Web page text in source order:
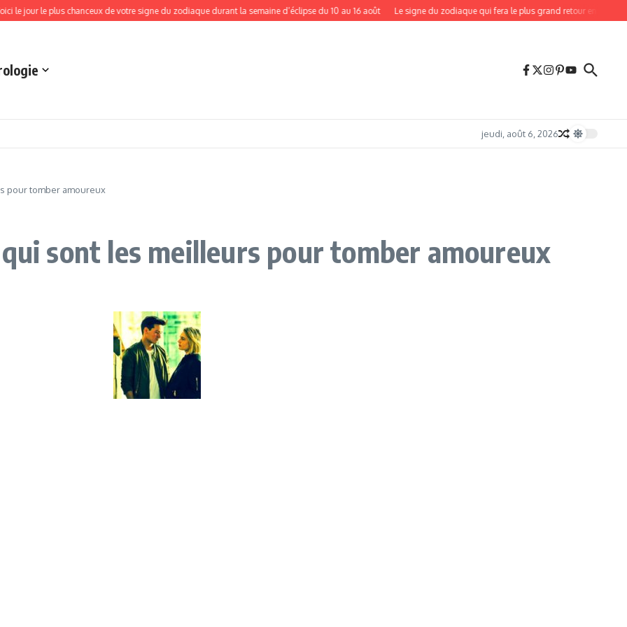
le plus chanceux de votre signe du zodiaque durant la semaine d’éclipse du 10 au 16 août Le signe du zodiaque qui fera le plus grand retour en août 2026 après
jeudi, août 6, 2026
pour tomber amoureux
sont les meilleurs pour tomber amoureux